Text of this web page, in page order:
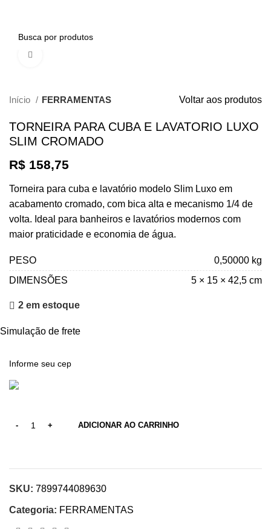
Início FERRAMENTAS Voltar aos produtos
TORNEIRA PARA CUBA E LAVATORIO LUXO
SLIM CROMADO
R$ 158,75
Torneira para cuba e lavatório modelo Slim Luxo em
acabamento cromado, com bica alta e mecanismo 1/4 de
volta. Ideal para banheiros e lavatórios modernos com
maior praticidade e economia de água.
PESO
0,50000 kg
DIMENSÕES
5 × 15 × 42,5 cm
2 em estoque
Simulação de frete
ADICIONAR AO CARRINHO
SKU: 7899744089630
Categoria: FERRAMENTAS